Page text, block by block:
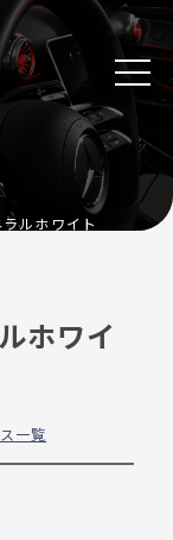
ルホワイト
ホワイ
一覧